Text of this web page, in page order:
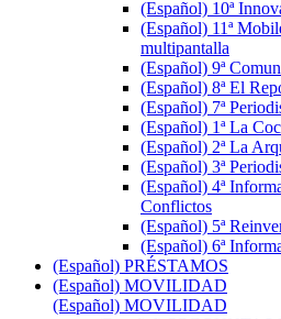
(Español) 10ª
(Español) 11ª
multipantalla
(Español) 9ª
(Español) 8ª El
(Español) 7ª
(Español) 1ª La
(Español) 2ª La
(Español) 3ª
(Español) 4ª
Conflictos
(Español) 5ª
(Español) 6ª
(Español) PRÉSTAMOS
(Español) MOVILIDAD
(Español) MOVILIDAD